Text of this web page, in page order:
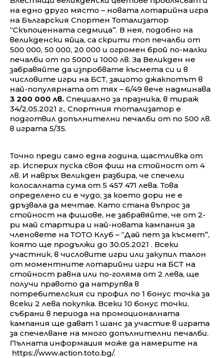
на едно друго място – новата лотарийна игра
на Българския Спортен Тотализатор
“Скъпоценната седмица”. В нея, подобно на
великденски яйца, са скрити топ печалби от
500 000, 50 000, 20 000 и огромен брой по-малки
печалби от по 5000 и 1000 лв. За Великден не
забравяйте да изпробвате късмета си и в
числовите игри на БСТ, защото джакпотът в
най-популярната от тях – 6/49 вече надминава
3 200 000 лв. Специално за празника, в тираж
34/2.05.2021 г., Спортния тотализатор е
подготвил допълнителни печалби от по 500 лв.
в играта 5/35.
Точно преди само една година, щастливка от
гр. Исперих пуска своя фиш на стойност от 4
лв. И навръх Великден разбира, че спечели
колосалната сума от 5 457 471 лева. Това
определено си е чудо, за което дори не е
дръзвала да мечтае. Като стана въпрос за
стойност на фишове, не забравяйте, че от 2-
ри май стартира и най-новата кампания за
членовете на ТОТО Клуб – “Дай пет за късмет”,
която ще продължи до 30.05.2021 . Всеки
участник, в числовите игри или закупил талон
от моментните лотарийни игри на БСТ на
стойност равна или по-голяма от 2 лева, ще
получи правото да натрупва в
потребителския си профил по 1 бонус точка за
всеки 2 лева покупка. Всеки 10 бонус точки,
събрани в периода на промоционалната
кампания ще дават 1 шанс за участие в играта
за спечелване на много допълнителни печалби.
Пълната информация може да намерите на
https://www.action.toto.bg/.